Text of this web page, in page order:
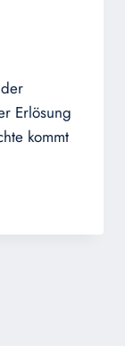
Erlösung
kommt